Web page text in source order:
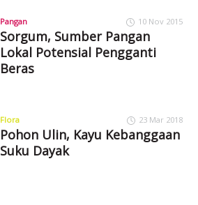
Pangan 10 Nov 2015
Sorgum, Sumber Pangan
Lokal Potensial Pengganti
Beras
Flora 23 Mar 2018
Pohon Ulin, Kayu Kebanggaan
Suku Dayak